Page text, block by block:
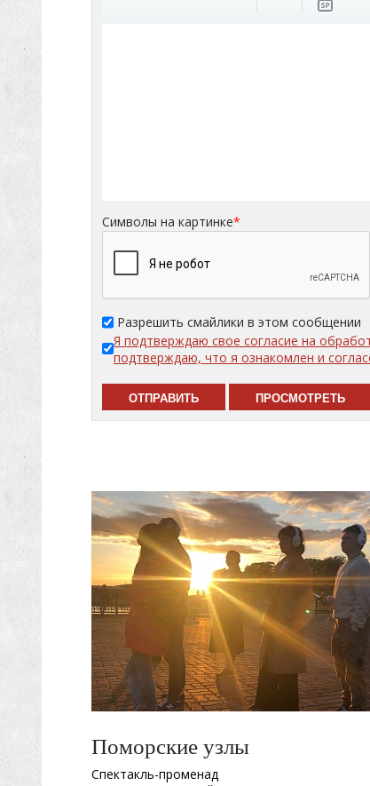
Символы на картинке*
Разрешить смайлики в этом сообщении
Я подтверждаю свое согласие на
подтверждаю, что я ознакомлен и
Поморские узлы
Спектакль-променад